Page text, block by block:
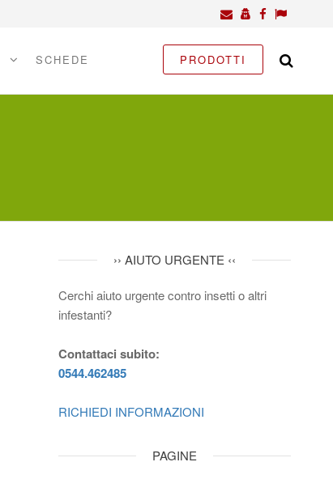
PRODOTTI
SCHEDE
›› AIUTO URGENTE ‹‹
Cerchi aiuto urgente contro insetti o altri
infestanti?
Contattaci subito:
0544.462485
RICHIEDI INFORMAZIONI
PAGINE